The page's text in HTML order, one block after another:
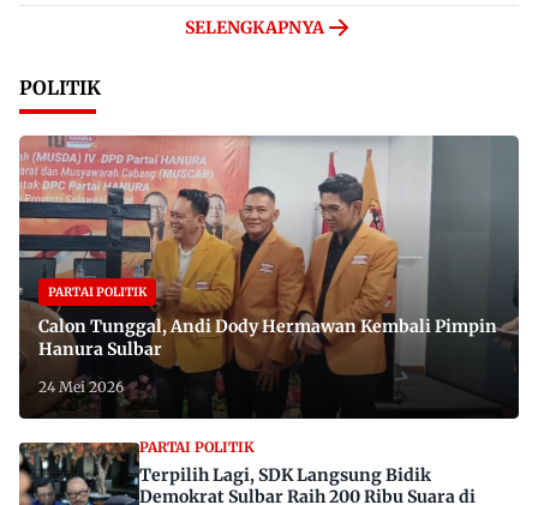
SELENGKAPNYA
POLITIK
PARTAI POLITIK
Calon Tunggal, Andi Dody Hermawan Kembali Pimpin
Hanura Sulbar
24 Mei 2026
PARTAI POLITIK
Terpilih Lagi, SDK Langsung Bidik
Demokrat Sulbar Raih 200 Ribu Suara di